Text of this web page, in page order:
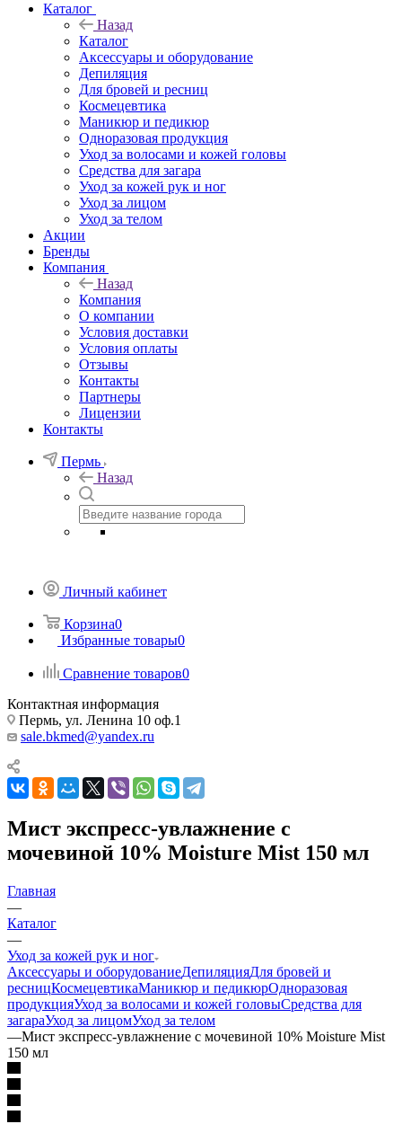
Каталог
Назад
Каталог
Аксессуары и оборудование
Депиляция
Для бровей и ресниц
Космецевтика
Маникюр и педикюр
Одноразовая продукция
Уход за волосами и кожей головы
Средства для загара
Уход за кожей рук и ног
Уход за лицом
Уход за телом
Акции
Бренды
Компания
Назад
Компания
О компании
Условия доставки
Условия оплаты
Отзывы
Контакты
Партнеры
Лицензии
Контакты
Пермь
Назад
Личный кабинет
Корзина0
Избранные товары0
Сравнение товаров0
Контактная информация
Пермь, ул. Ленина 10 оф.1
sale.bkmed@yandex.ru
Мист экспресс-увлажнение с
мочевиной 10% Moisture Mist 150 мл
Главная
—
Каталог
—
Уход за кожей рук и ног
Аксессуары и оборудованиеДепиляцияДля бровей и
ресницКосмецевтикаМаникюр и педикюрОдноразовая
продукцияУход за волосами и кожей головыСредства для
загараУход за лицомУход за телом
—Мист экспресс-увлажнение с мочевиной 10% Moisture Mist
150 мл